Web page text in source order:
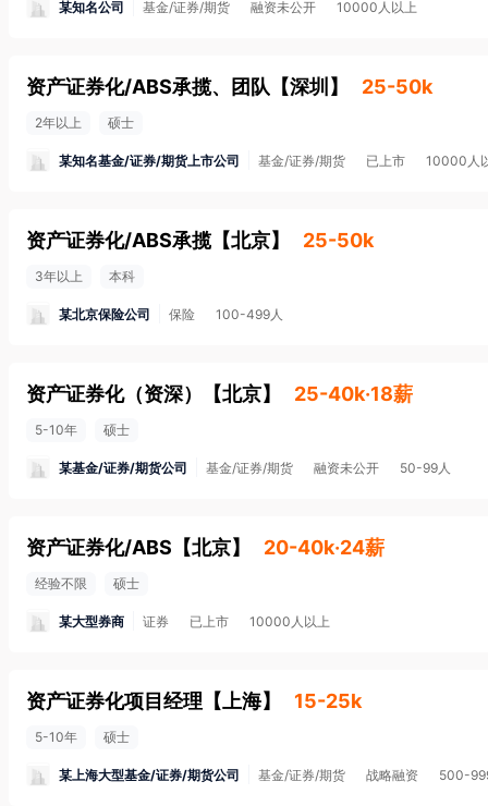
某知名公司 基金/证券/期货 融资未公开 10000人以上
资产证券化/ABS承揽、团队 【深圳 】 25-50k
2年以上 硕士
某知名基金/证券/期货上市公司 基金/证券/期货 已上市 10000人
资产证券化/ABS承揽 【北京】 25-50k
3年以上 本科
某北京保险公司 保险 100-499人
资产证券化（资深） 【北京】 25-40k·18薪
5-10年 硕士
某基金/证券/期货公司 基金/证券/期货 融资未公开 50-99人
资产证券化/ABS 【北京】 20-40k·24薪
经验不限 硕士
某大型券商 证券 已上市 10000人以上
资产证券化项目经理 【 上海】 15-25k
5-10年 硕士
某上海大型基金/证券/期货公司 基金/证券/期货 战略融资 500-